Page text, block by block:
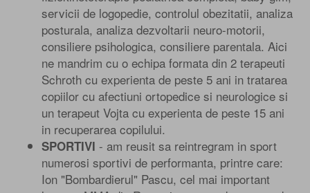
servicii de logopedie, controlul obezitatii, analiza
posturala, analiza dezvoltarii neuro-motorii,
consiliere psihologica, consiliere parentala. Aici
ne mandrim cu o echipa formata din 2 terapeuti
Schroth cu experienta de peste 5 ani in tratarea
copiilor cu afectiuni ortopedice si neurologice si
un terapeut Vojta cu experienta de peste 15 ani
in recuperarea copilului.
SPORTIVI - am reusit sa reintregram in sport
numerosi sportivi de performanta, printre care:
Ion "Bombardierul" Pascu, cel mai important